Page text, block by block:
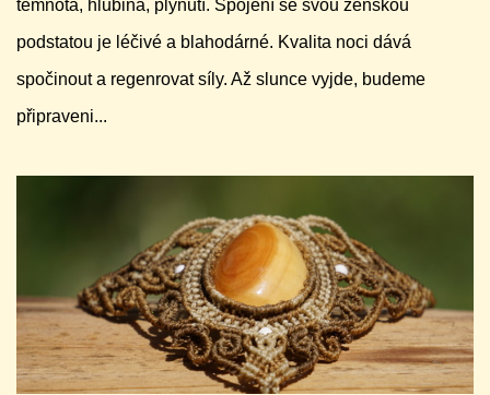
temnota, hlubina, plynutí. Spojení se svou ženskou
podstatou je léčivé a blahodárné. Kvalita noci dává
spočinout a regenrovat síly. Až slunce vyjde, budeme
připraveni...